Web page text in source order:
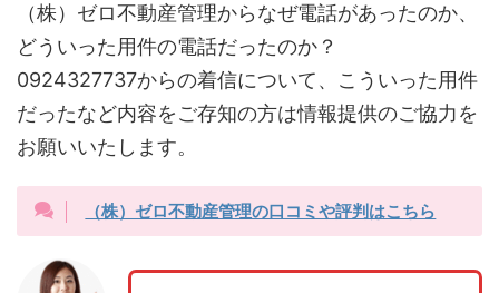
（株）ゼロ不動産管理からなぜ電話があったのか、
どういった用件の電話だったのか？
0924327737からの着信について、こういった用件
だったなど内容をご存知の方は情報提供のご協力を
お願いいたします。
（株）ゼロ不動産管理の口コミや評判はこちら